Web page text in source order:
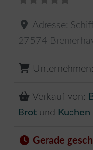
Adresse:
27574
Unternehmen:
Verkauf von:
Brot und Kuchen
Gerade